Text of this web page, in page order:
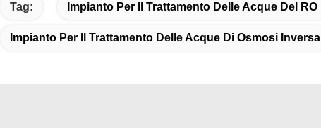
Tag: Impianto Per Il Trattamento Delle Acque Del RO
Impianto Per Il Trattamento Delle Acque Di Osmosi Inversa